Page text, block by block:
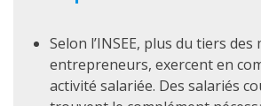
Selon l’INSEE, plus du tiers des
entrepreneurs, exercent en
activité salariée. Des salariés